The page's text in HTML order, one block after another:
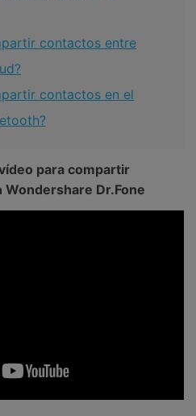
contactos entre
contactos en el
para compartir
Dr.Fone